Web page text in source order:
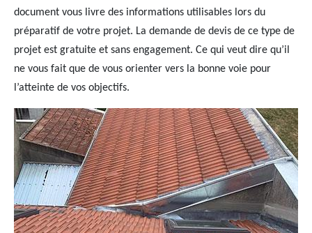
document vous livre des informations utilisables lors du
préparatif de votre projet. La demande de devis de ce type de
projet est gratuite et sans engagement. Ce qui veut dire qu’il
ne vous fait que de vous orienter vers la bonne voie pour
l’atteinte de vos objectifs.